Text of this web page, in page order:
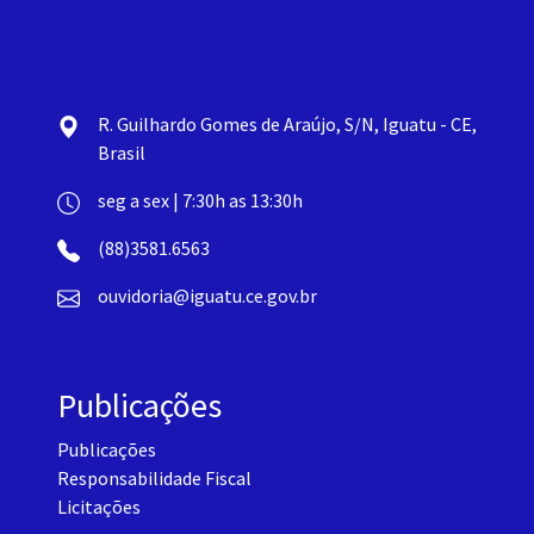
R. Guilhardo Gomes de Araújo, S/N, Iguatu - CE,
Brasil
seg a sex | 7:30h as 13:30h
(88)3581.6563
ouvidoria@iguatu.ce.gov.br
Publicações
Publicações
Responsabilidade Fiscal
Licitações